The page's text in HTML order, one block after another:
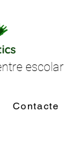
escolar
Contacte